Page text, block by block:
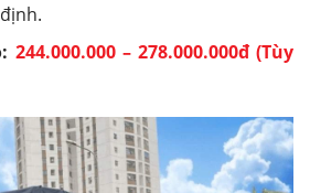
244.000.000 – 278.000.000đ (Tùy